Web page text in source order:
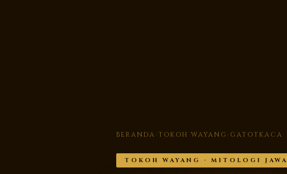
BERANDA ›TOKOH WAYANG › GATOTKACA
TOKOH WAYANG · MITOLOGI JAWA